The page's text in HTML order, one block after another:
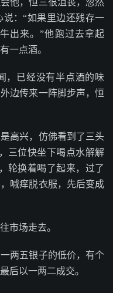
他，恒三很沮丧，忽然
：“如果里边还残存一
出来。”他跑过去拿起
一点酒。
，已经没有半点酒的味
边传来一阵脚步声，恒
高兴，仿佛看到了三头
三位快坐下喝点水解解
轮换着喝了起来，过了
喊痒脱衣服，先后变成
市场走去。
两五银子的低价，有个
后以一两二成交。